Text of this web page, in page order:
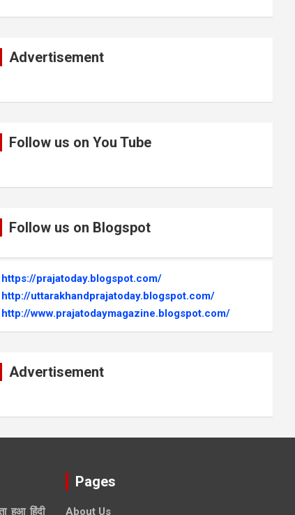
Advertisement
Follow us on You Tube
Follow us on Blogspot
https://prajatoday.blogspot.com/
http://uttarakhandprajatoday.blogspot.com/
http://www.prajatodaymagazine.blogspot.com/
Advertisement
हुआ हिंदी
Pages
About Us